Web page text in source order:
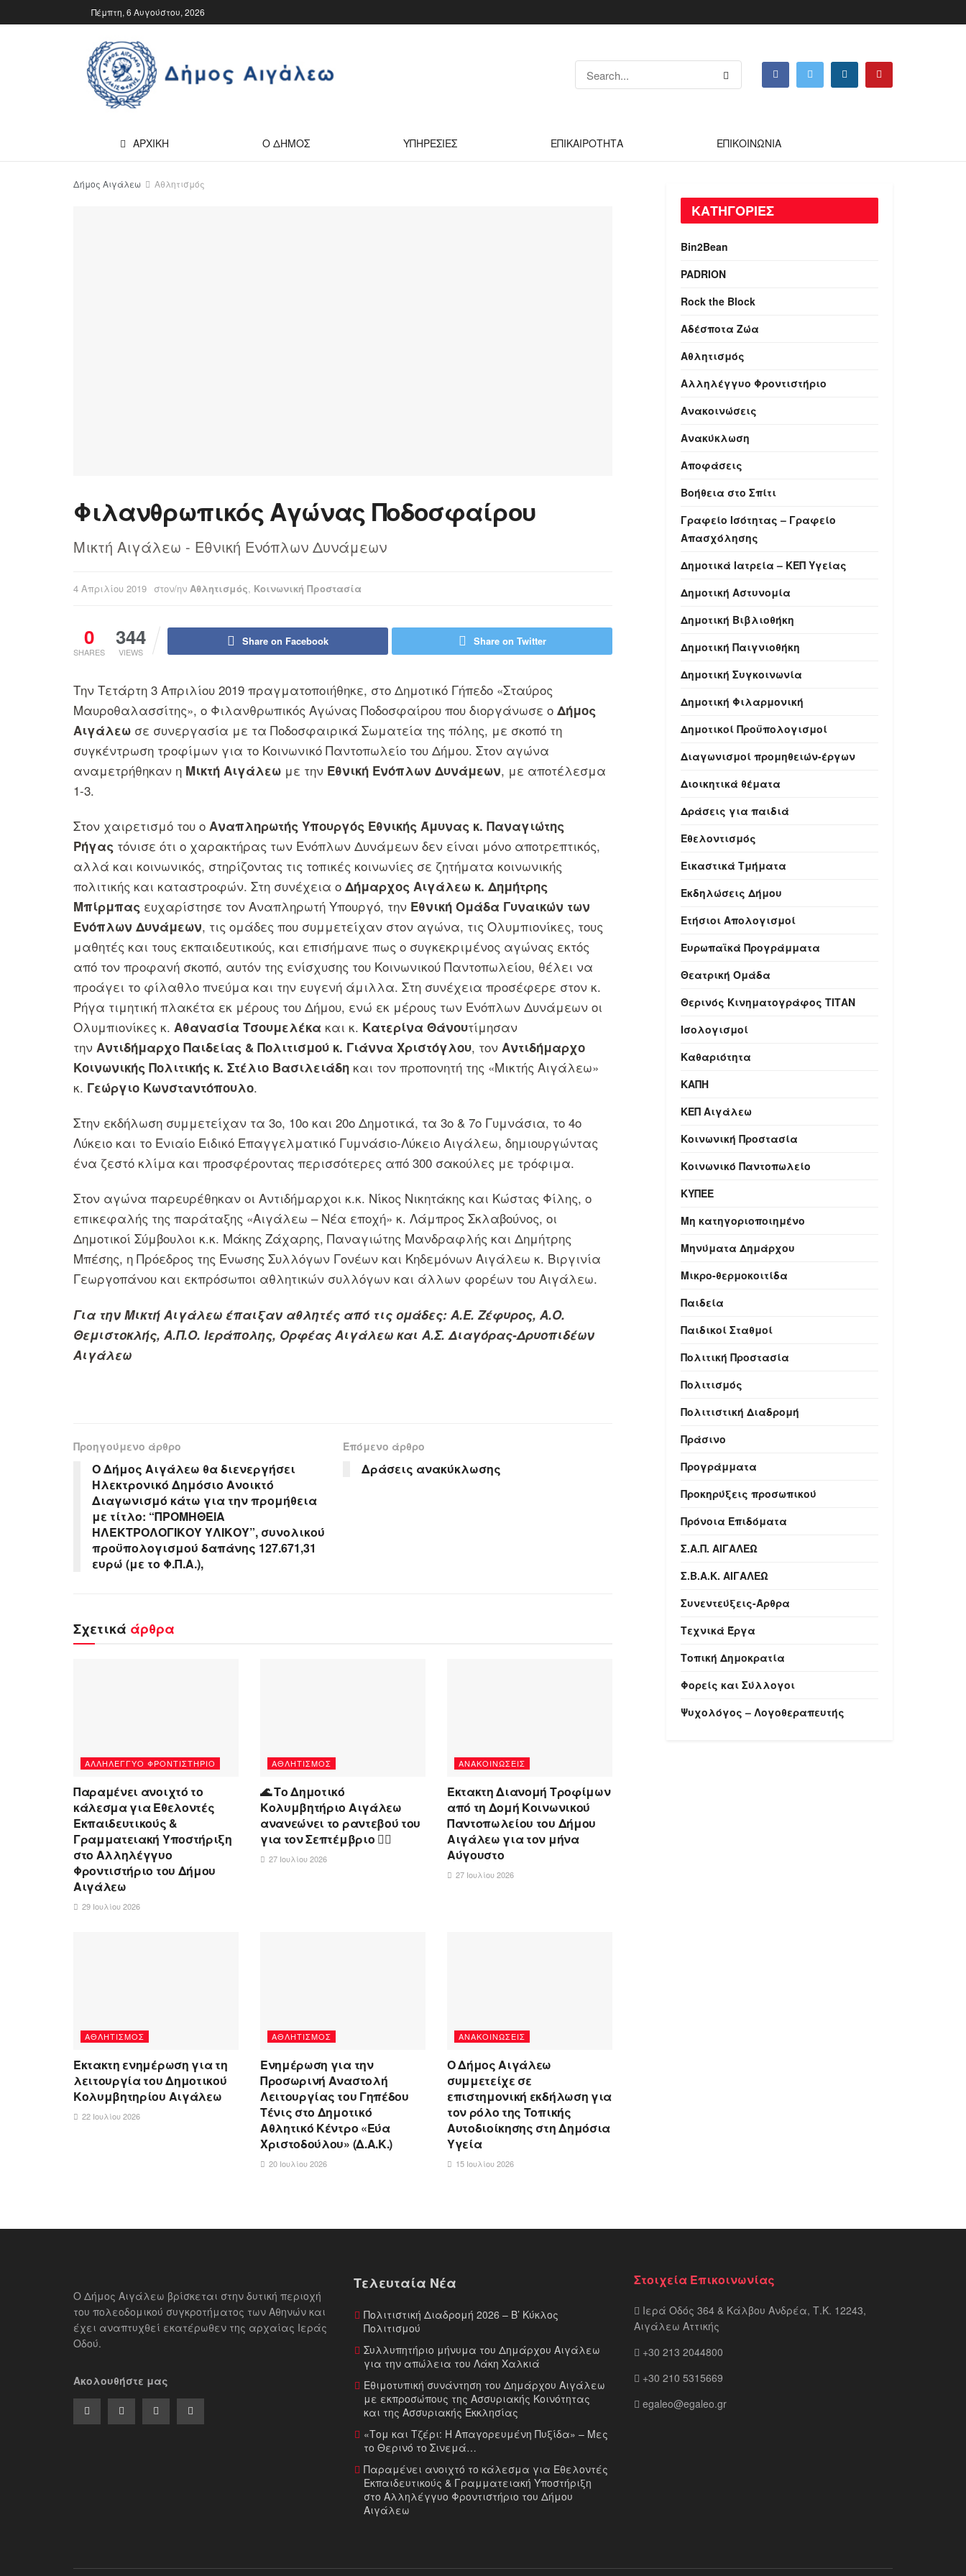
Πέμπτη, 6 Αυγούστου, 2026
ΑΡΧΙΚΗ Ο ΔΗΜΟΣ ΥΠΗΡΕΣΙΕΣ ΕΠΙΚΑΙΡΟΤΗΤΑ ΕΠΙΚΟΙΝΩΝΙΑ
Δήμος Αιγάλεω Αθλητισμός
Φιλανθρωπικός Αγώνας Ποδοσφαίρου
Μικτή Αιγάλεω - Εθνική Ενόπλων Δυνάμεων
4 Απριλίου 2019 στον/ην Αθλητισμός, Κοινωνική Προστασία
0
SHARES
344
VIEWS
Share on Facebook Share on Twitter
Την Τετάρτη 3 Απριλίου 2019 πραγματοποιήθηκε, στο Δημοτικό Γήπεδο «Σταύρος
Μαυροθαλασσίτης», ο Φιλανθρωπικός Αγώνας Ποδοσφαίρου που διοργάνωσε ο Δήμος
Αιγάλεω σε συνεργασία με τα Ποδοσφαιρικά Σωματεία της πόλης, με σκοπό τη
συγκέντρωση τροφίμων για το Κοινωνικό Παντοπωλείο του Δήμου. Στον αγώνα
αναμετρήθηκαν η Μικτή Αιγάλεω με την Εθνική Ενόπλων Δυνάμεων, με αποτέλεσμα
1-3.
Στον χαιρετισμό του ο Αναπληρωτής Υπουργός Εθνικής Άμυνας κ. Παναγιώτης
Ρήγας τόνισε ότι ο χαρακτήρας των Ενόπλων Δυνάμεων δεν είναι μόνο αποτρεπτικός,
αλλά και κοινωνικός, στηρίζοντας τις τοπικές κοινωνίες σε ζητήματα κοινωνικής
πολιτικής και καταστροφών. Στη συνέχεια ο Δήμαρχος Αιγάλεω κ. Δημήτρης
Μπίρμπας ευχαρίστησε τον Αναπληρωτή Υπουργό, την Εθνική Ομάδα Γυναικών των
Ενόπλων Δυνάμεων, τις ομάδες που συμμετείχαν στον αγώνα, τις Ολυμπιονίκες, τους
μαθητές και τους εκπαιδευτικούς, και επισήμανε πως ο συγκεκριμένος αγώνας εκτός
από τον προφανή σκοπό, αυτόν της ενίσχυσης του Κοινωνικού Παντοπωλείου, θέλει να
προάγει το φίλαθλο πνεύμα και την ευγενή άμιλλα. Στη συνέχεια προσέφερε στον κ.
Ρήγα τιμητική πλακέτα εκ μέρους του Δήμου, ενώ εκ μέρους των Ενόπλων Δυνάμεων οι
Ολυμπιονίκες κ. Αθανασία Τσουμελέκα και κ. Κατερίνα Θάνουτίμησαν
την Αντιδήμαρχο Παιδείας & Πολιτισμού κ. Γιάννα Χριστόγλου, τον Αντιδήμαρχο
Κοινωνικής Πολιτικής κ. Στέλιο Βασιλειάδη και τον προπονητή της «Μικτής Αιγάλεω»
κ. Γεώργιο Κωνσταντόπουλο.
Στην εκδήλωση συμμετείχαν τα 3ο, 10ο και 20ο Δημοτικά, τα 3ο & 7ο Γυμνάσια, το 4ο
Λύκειο και το Ενιαίο Ειδικό Επαγγελματικό Γυμνάσιο-Λύκειο Αιγάλεω, δημιουργώντας
ένα ζεστό κλίμα και προσφέροντας περισσότερες από 300 σακούλες με τρόφιμα.
Στον αγώνα παρευρέθηκαν οι Αντιδήμαρχοι κ.κ. Νίκος Νικητάκης και Κώστας Φίλης, ο
επικεφαλής της παράταξης «Αιγάλεω – Νέα εποχή» κ. Λάμπρος Σκλαβούνος, οι
Δημοτικοί Σύμβουλοι κ.κ. Μάκης Ζάχαρης, Παναγιώτης Μανδραφλής και Δημήτρης
Μπέσης, η Πρόεδρος της Ένωσης Συλλόγων Γονέων και Κηδεμόνων Αιγάλεω κ. Βιργινία
Γεωργοπάνου και εκπρόσωποι αθλητικών συλλόγων και άλλων φορέων του Αιγάλεω.
Για την Μικτή Αιγάλεω έπαιξαν αθλητές από τις ομάδες: Α.Ε. Ζέφυρος, Α.Ο.
Θεμιστοκλής, Α.Π.Ο. Ιεράπολης, Ορφέας Αιγάλεω και Α.Σ. Διαγόρας-Δρυοπιδέων
Αιγάλεω
Προηγούμενο άρθρο
Ο Δήμος Αιγάλεω θα διενεργήσει
Ηλεκτρονικό Δημόσιο Ανοικτό
Διαγωνισμό κάτω για την προμήθεια
με τίτλο: “ΠΡΟΜΗΘΕΙΑ
ΗΛΕΚΤΡΟΛΟΓΙΚΟΥ ΥΛΙΚΟΥ”, συνολικού
προϋπολογισμού δαπάνης 127.671,31
ευρώ (με το Φ.Π.Α.),
Επόμενο άρθρο
Δράσεις ανακύκλωσης
Σχετικά άρθρα
ΑΛΛΗΛΈΓΓΥΟ ΦΡΟΝΤΙΣΤΉΡΙΟ
Παραμένει ανοιχτό το
κάλεσμα για Εθελοντές
Εκπαιδευτικούς &
Γραμματειακή Υποστήριξη
στο Αλληλέγγυο
Φροντιστήριο του Δήμου
Αιγάλεω
29 Ιουλίου 2026
ΑΘΛΗΤΙΣΜΌΣ
🌊 Το Δημοτικό
Κολυμβητήριο Αιγάλεω
ανανεώνει το ραντεβού του
για τον Σεπτέμβριο 🏊‍♀️
27 Ιουλίου 2026
ΑΝΑΚΟΙΝΏΣΕΙΣ
Έκτακτη Διανομή Τροφίμων
από τη Δομή Κοινωνικού
Παντοπωλείου του Δήμου
Αιγάλεω για τον μήνα
Αύγουστο
27 Ιουλίου 2026
ΑΘΛΗΤΙΣΜΌΣ
Έκτακτη ενημέρωση για τη
λειτουργία του Δημοτικού
Κολυμβητηρίου Αιγάλεω
22 Ιουλίου 2026
ΑΘΛΗΤΙΣΜΌΣ
Ενημέρωση για την
Προσωρινή Αναστολή
Λειτουργίας του Γηπέδου
Τένις στο Δημοτικό
Αθλητικό Κέντρο «Εύα
Χριστοδούλου» (Δ.Α.Κ.)
20 Ιουλίου 2026
ΑΝΑΚΟΙΝΏΣΕΙΣ
Ο Δήμος Αιγάλεω
συμμετείχε σε
επιστημονική εκδήλωση για
τον ρόλο της Τοπικής
Αυτοδιοίκησης στη Δημόσια
Υγεία
15 Ιουλίου 2026
ΚΑΤΗΓΟΡΙΕΣ
Bin2Bean
PADRION
Rock the Block
Αδέσποτα Ζώα
Αθλητισμός
Αλληλέγγυο Φροντιστήριο
Ανακοινώσεις
Ανακύκλωση
Αποφάσεις
Βοήθεια στο Σπίτι
Γραφείο Ισότητας – Γραφείο
Απασχόλησης
Δημοτικά Ιατρεία – ΚΕΠ Υγείας
Δημοτική Αστυνομία
Δημοτική Βιβλιοθήκη
Δημοτική Παιγνιοθήκη
Δημοτική Συγκοινωνία
Δημοτική Φιλαρμονική
Δημοτικοί Προϋπολογισμοί
Διαγωνισμοί προμηθειών-έργων
Διοικητικά θέματα
Δράσεις για παιδιά
Εθελοντισμός
Εικαστικά Τμήματα
Εκδηλώσεις Δήμου
Ετήσιοι Απολογισμοί
Ευρωπαϊκά Προγράμματα
Θεατρική Ομάδα
Θερινός Κινηματογράφος ΤΙΤΑΝ
Ισολογισμοί
Καθαριότητα
ΚΑΠΗ
ΚΕΠ Αιγάλεω
Κοινωνική Προστασία
Κοινωνικό Παντοπωλείο
ΚΥΠΕΕ
Μη κατηγοριοποιημένο
Μηνύματα Δημάρχου
Μικρο-θερμοκοιτίδα
Παιδεία
Παιδικοί Σταθμοί
Πολιτική Προστασία
Πολιτισμός
Πολιτιστική Διαδρομή
Πράσινο
Προγράμματα
Προκηρύξεις προσωπικού
Πρόνοια Επιδόματα
Σ.Α.Π. ΑΙΓΑΛΕΩ
Σ.Β.Α.Κ. ΑΙΓΑΛΕΩ
Συνεντεύξεις-Άρθρα
Τεχνικά Έργα
Τοπική Δημοκρατία
Φορείς και Σύλλογοι
Ψυχολόγος – Λογοθεραπευτής
Ο Δήμος Αιγάλεω βρίσκεται στην δυτική περιοχή
του πολεοδομικού συγκροτήματος των Αθηνών και
έχει αναπτυχθεί εκατέρωθεν της αρχαίας Ιεράς
Οδού.
Ακολουθήστε μας
Τελευταία Νέα
Πολιτιστική Διαδρομή 2026 – Β’ Κύκλος
Πολιτισμού
Συλλυπητήριο μήνυμα του Δημάρχου Αιγάλεω
για την απώλεια του Λάκη Χαλκιά
Εθιμοτυπική συνάντηση του Δημάρχου Αιγάλεω
με εκπροσώπους της Ασσυριακής Κοινότητας
και της Ασσυριακής Εκκλησίας
«Τομ και Τζέρι: Η Απαγορευμένη Πυξίδα» – Μες
το Θερινό το Σινεμά…
Παραμένει ανοιχτό το κάλεσμα για Εθελοντές
Εκπαιδευτικούς & Γραμματειακή Υποστήριξη
στο Αλληλέγγυο Φροντιστήριο του Δήμου
Αιγάλεω
Στοιχεία Επικοινωνίας
Ιερά Οδός 364 & Κάλβου Ανδρέα, Τ.Κ. 12243,
Αιγάλεω Αττικής
+30 213 2044800
+30 210 5315669
egaleo@egaleo.gr